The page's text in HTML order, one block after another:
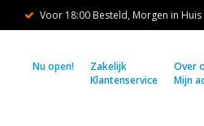
Voor 18:00 Besteld, Morgen in Huis
Over
Mijn
Zakelijk
Klantenservice
Nu open!